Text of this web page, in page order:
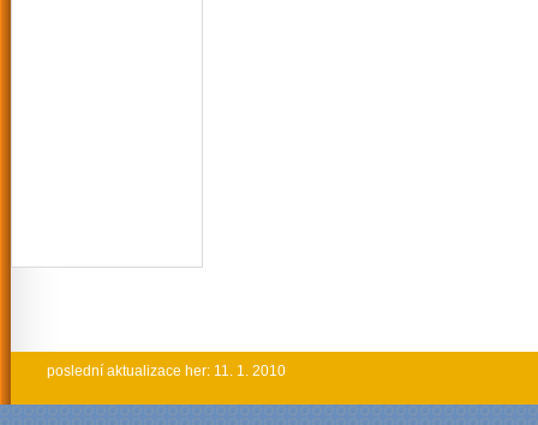
poslední aktualizace her: 11. 1. 2010